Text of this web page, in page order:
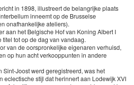
in 1898, illustreert de belangrijke plaats
inneemt op de Brusselse
onafhankelijke ateliers).
aan het Belgische Hof van Koning Albert I
tot op de dag van vandaag.
van de oorspronkelijke eigenaren verhuisd,
op hun acht verkooppunten in andere
Sint-Joost werd geregistreerd, was het
eclectische stijl dat herinnert aan Lodewijk XVI